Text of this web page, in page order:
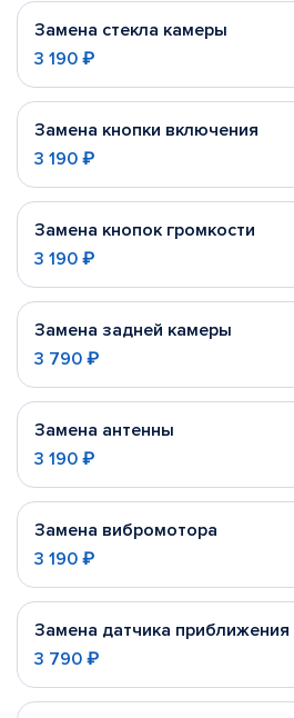
Замена стекла камеры
3 190 ₽
Замена кнопки включения
3 190 ₽
Замена кнопок громкости
3 190 ₽
Замена задней камеры
3 790 ₽
Замена антенны
3 190 ₽
Замена вибромотора
3 190 ₽
Замена датчика приближения
3 790 ₽